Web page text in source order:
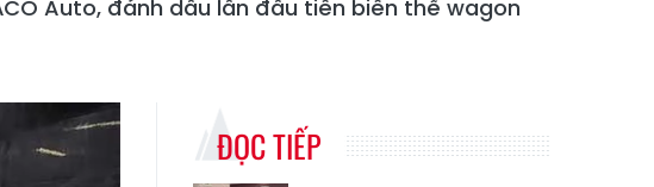
Auto, đánh dấu lần đầu tiên biến thể wagon
ĐỌC TIẾP